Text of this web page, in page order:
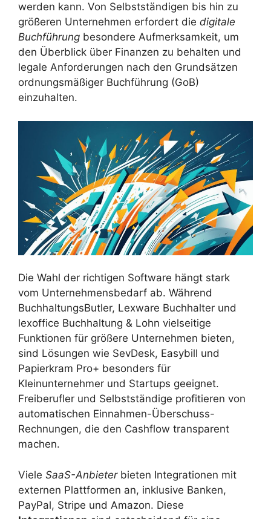
werden kann. Von Selbstständigen bis hin zu
größeren Unternehmen erfordert die digitale
Buchführung besondere Aufmerksamkeit, um
den Überblick über Finanzen zu behalten und
legale Anforderungen nach den Grundsätzen
ordnungsmäßiger Buchführung (GoB)
einzuhalten.
Die Wahl der richtigen Software hängt stark
vom Unternehmensbedarf ab. Während
BuchhaltungsButler, Lexware Buchhalter und
lexoffice Buchhaltung & Lohn vielseitige
Funktionen für größere Unternehmen bieten,
sind Lösungen wie SevDesk, Easybill und
Papierkram Pro+ besonders für
Kleinunternehmer und Startups geeignet.
Freiberufler und Selbstständige profitieren von
automatischen Einnahmen-Überschuss-
Rechnungen, die den Cashflow transparent
machen.
Viele SaaS-Anbieterbieten Integrationen mit
externen Plattformen an, inklusive Banken,
PayPal, Stripe und Amazon. Diese